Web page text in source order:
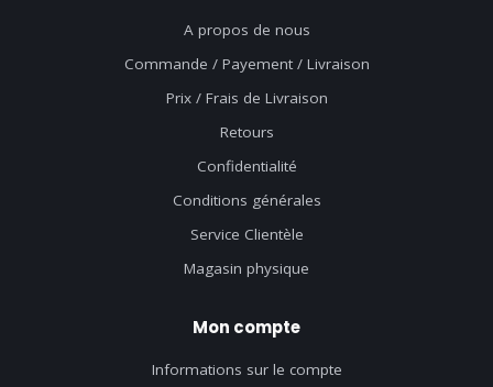
A propos de nous
Commande / Payement / Livraison
Prix / Frais de Livraison
Retours
Confidentialité
Conditions générales
Service Clientèle
Magasin physique
Mon compte
Informations sur le compte